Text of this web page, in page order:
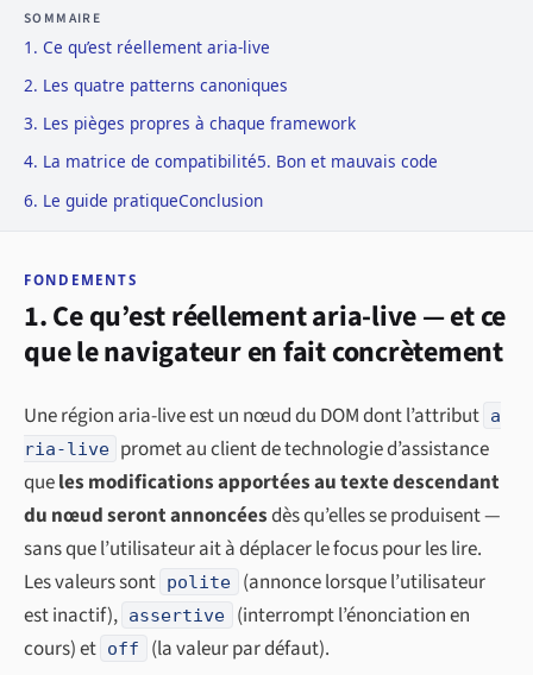
SOMMAIRE
1. Ce qu’est réellement aria-live
2. Les quatre patterns canoniques
3. Les pièges propres à chaque framework
4. La matrice de compatibilité5. Bon et mauvais code
6. Le guide pratiqueConclusion
FONDEMENTS
1. Ce qu’est réellement aria-live — et ce
que le navigateur en fait concrètement
Une région aria-live est un nœud du DOM dont l’attribut a
ria-live promet au client de technologie d’assistance
queles modifications apportées au texte descendant
du nœud seront annoncéesdès qu’elles se produisent —
sans que l’utilisateur ait à déplacer le focus pour les lire.
Les valeurs sont polite
(annonce lorsque l’utilisateur
est inactif), assertive
(interrompt l’énonciation en
cours) et off
(la valeur par défaut).